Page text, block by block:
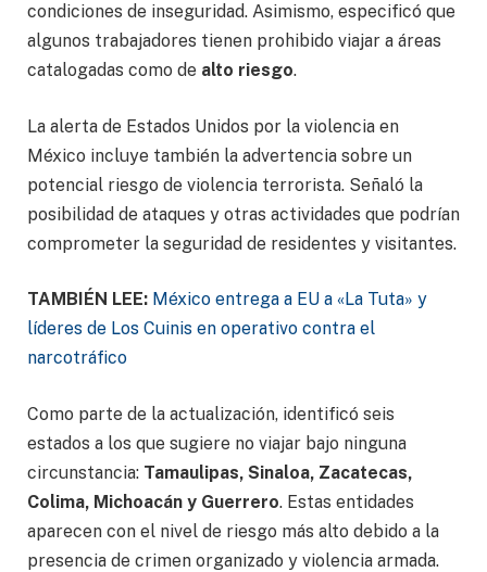
condiciones de inseguridad. Asimismo, especificó que
algunos trabajadores tienen prohibido viajar a áreas
catalogadas como de alto riesgo.
La alerta de Estados Unidos por la violencia en
México incluye también la advertencia sobre un
potencial riesgo de violencia terrorista. Señaló la
posibilidad de ataques y otras actividades que podrían
comprometer la seguridad de residentes y visitantes.
TAMBIÉN LEE: México entrega a EU a «La Tuta» y
líderes de Los Cuinis en operativo contra el
narcotráfico
Como parte de la actualización, identificó seis
estados a los que sugiere no viajar bajo ninguna
circunstancia: Tamaulipas, Sinaloa, Zacatecas,
Colima, Michoacán y Guerrero. Estas entidades
aparecen con el nivel de riesgo más alto debido a la
presencia de crimen organizado y violencia armada.